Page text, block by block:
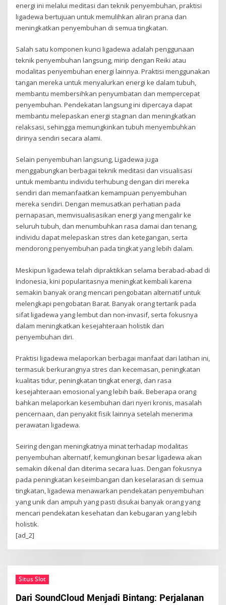
energi ini melalui meditasi dan teknik penyembuhan, praktisi
ligadewa bertujuan untuk memulihkan aliran prana dan
meningkatkan penyembuhan di semua tingkatan.
Salah satu komponen kunci ligadewa adalah penggunaan
teknik penyembuhan langsung, mirip dengan Reiki atau
modalitas penyembuhan energi lainnya. Praktisi menggunakan
tangan mereka untuk menyalurkan energi ke dalam tubuh,
membantu membersihkan penyumbatan dan mempercepat
penyembuhan. Pendekatan langsung ini dipercaya dapat
membantu melepaskan energi stagnan dan meningkatkan
relaksasi, sehingga memungkinkan tubuh menyembuhkan
dirinya sendiri secara alami.
Selain penyembuhan langsung, Ligadewa juga
menggabungkan berbagai teknik meditasi dan visualisasi
untuk membantu individu terhubung dengan diri mereka
sendiri dan memanfaatkan kemampuan penyembuhan
mereka sendiri. Dengan memusatkan perhatian pada
pernapasan, memvisualisasikan energi yang mengalir ke
seluruh tubuh, dan menumbuhkan rasa damai dan tenang,
individu dapat melepaskan stres dan ketegangan, serta
mendorong penyembuhan pada tingkat yang lebih dalam.
Meskipun ligadewa telah dipraktikkan selama berabad-abad di
Indonesia, kini popularitasnya meningkat kembali karena
semakin banyak orang mencari pengobatan alternatif untuk
melengkapi pengobatan Barat. Banyak orang tertarik pada
sifat ligadewa yang lembut dan non-invasif, serta fokusnya
dalam meningkatkan kesejahteraan holistik dan
penyembuhan diri.
Praktisi ligadewa melaporkan berbagai manfaat dari latihan ini,
termasuk berkurangnya stres dan kecemasan, peningkatan
kualitas tidur, peningkatan tingkat energi, dan rasa
kesejahteraan emosional yang lebih baik. Beberapa orang
bahkan melaporkan kesembuhan dari nyeri kronis, masalah
pencernaan, dan penyakit fisik lainnya setelah menerima
perawatan ligadewa.
Seiring dengan meningkatnya minat terhadap modalitas
penyembuhan alternatif, kemungkinan besar ligadewa akan
semakin dikenal dan diterima secara luas. Dengan fokusnya
pada peningkatan keseimbangan dan keselarasan di semua
tingkatan, ligadewa menawarkan pendekatan penyembuhan
yang unik dan ampuh yang pasti disukai banyak orang yang
mencari pendekatan kesehatan dan kebugaran yang lebih
holistik.
[ad_2]
Situs Slot
Dari SoundCloud Menjadi Bintang: Perjalanan